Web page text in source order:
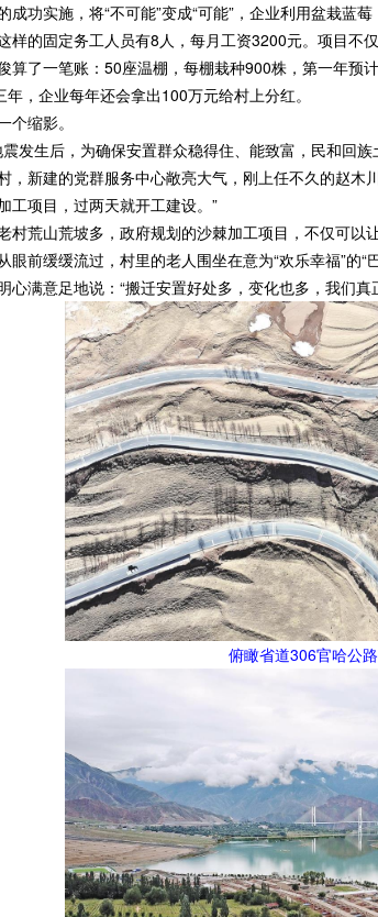
功实施，将“不可能”变成“可能”，企业利用盆栽蓝莓
的固定务工人员有8人，每月工资3200元。项目不
了一笔账：50座温棚，每棚栽种900株，第一年预
，企业每年还会拿出100万元给村上分红。
缩影。
生后，为确保安置群众稳得住、能致富，民和回族
新建的党群服务中心敞亮大气，刚上任不久的赵木
工项目，过两天就开工建设。”
荒山荒坡多，政府规划的沙棘加工项目，不仅可以
前缓缓流过，村里的老人围坐在意为“欢乐幸福”的“巴
满意足地说：“搬迁安置好处多，变化也多，我们真
俯瞰省道306官哈公